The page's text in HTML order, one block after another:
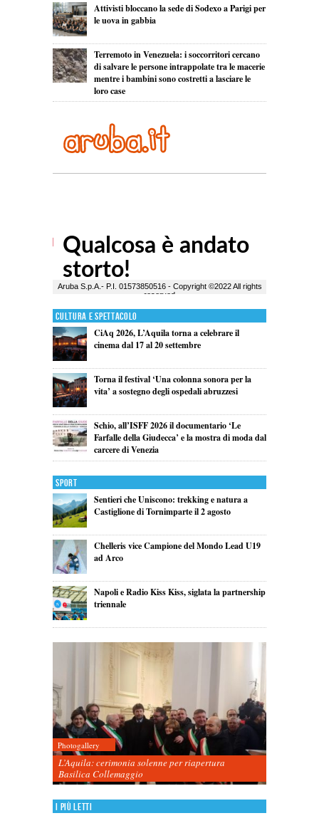
Attivisti bloccano la sede di Sodexo a Parigi per
le uova in gabbia
Terremoto in Venezuela: i soccorritori cercano
di salvare le persone intrappolate tra le macerie
mentre i bambini sono costretti a lasciare le
loro case
Cultura e Spettacolo
CiAq 2026, L’Aquila torna a celebrare il
cinema dal 17 al 20 settembre
Torna il festival ‘Una colonna sonora per la
vita’ a sostegno degli ospedali abruzzesi
Schio, all’ISFF 2026 il documentario ‘Le
Farfalle della Giudecca’ e la mostra di moda dal
carcere di Venezia
Sport
Sentieri che Uniscono: trekking e natura a
Castiglione di Tornimparte il 2 agosto
Chelleris vice Campione del Mondo Lead U19
ad Arco
Napoli e Radio Kiss Kiss, siglata la partnership
triennale
Photogallery
L’Aquila: cerimonia solenne per riapertura
Basilica Collemaggio
I più letti